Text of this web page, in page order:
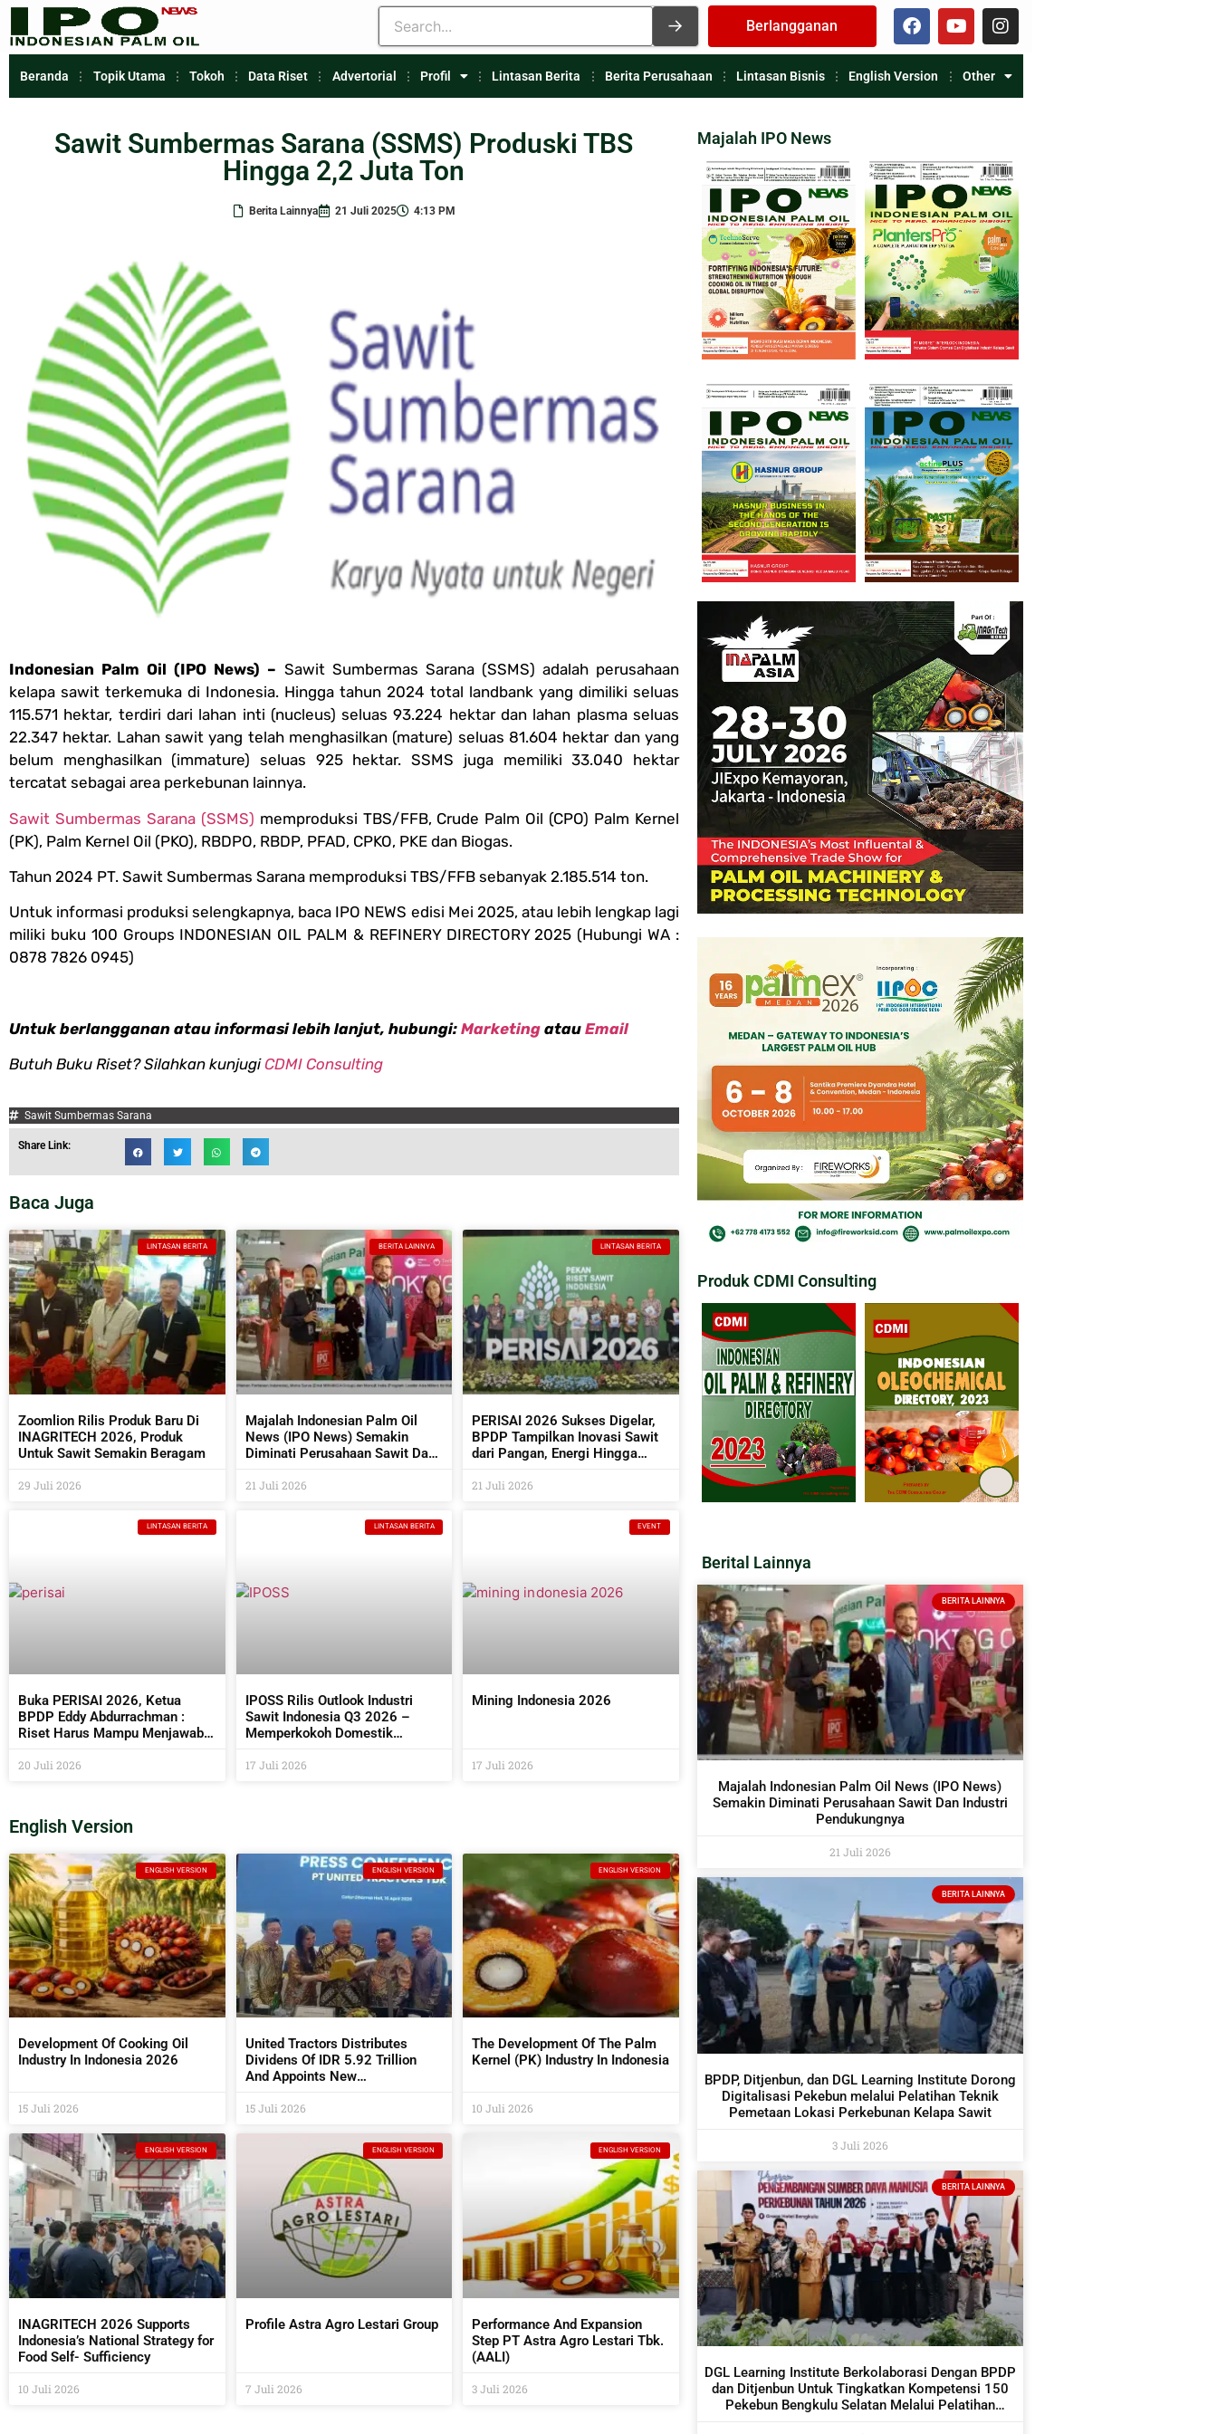
Berlangganan
Beranda Topik Utama Tokoh Data Riset Advertorial Profil Lintasan Berita Berita Perusahaan Lintasan Bisnis English Version Other
Sawit Sumbermas Sarana (SSMS) Produski TBS
Hingga 2,2 Juta Ton
Berita Lainnya 21 Juli 2025 4:13 PM
Indonesian Palm Oil (IPO News) – Sawit Sumbermas Sarana (SSMS) adalah perusahaan
kelapa sawit terkemuka di Indonesia. Hingga tahun 2024 total landbank yang dimiliki seluas
115.571 hektar, terdiri dari lahan inti (nucleus) seluas 93.224 hektar dan lahan plasma seluas
22.347 hektar. Lahan sawit yang telah menghasilkan (mature) seluas 81.604 hektar dan yang
belum menghasilkan (immature) seluas 925 hektar. SSMS juga memiliki 33.040 hektar
tercatat sebagai area perkebunan lainnya.
Sawit Sumbermas Sarana (SSMS) memproduksi TBS/FFB, Crude Palm Oil (CPO) Palm Kernel
(PK), Palm Kernel Oil (PKO), RBDPO, RBDP, PFAD, CPKO, PKE dan Biogas.
Tahun 2024 PT. Sawit Sumbermas Sarana memproduksi TBS/FFB sebanyak 2.185.514 ton.
Untuk informasi produksi selengkapnya, baca IPO NEWS edisi Mei 2025, atau lebih lengkap lagi
miliki buku 100 Groups INDONESIAN OIL PALM & REFINERY DIRECTORY 2025 (Hubungi WA :
0878 7826 0945)
Untuk berlangganan atau informasi lebih lanjut, hubungi: Marketing atau Email
Butuh Buku Riset? Silahkan kunjugiCDMI Consulting
Sawit Sumbermas Sarana
Share Link:
Baca Juga
LINTASAN BERITA
Zoomlion Rilis Produk Baru Di
INAGRITECH 2026, Produk
Untuk Sawit Semakin Beragam
29 Juli 2026
BERITA LAINNYA
Majalah Indonesian Palm Oil
News (IPO News) Semakin
Diminati Perusahaan Sawit Dan
21 Juli 2026
LINTASAN BERITA
PERISAI 2026 Sukses Digelar,
BPDP Tampilkan Inovasi Sawit
dari Pangan, Energi Hingga
21 Juli 2026
LINTASAN BERITA
Buka PERISAI 2026, Ketua
BPDP Eddy Abdurrachman :
Riset Harus Mampu Menjawab
Bermanfaat Bagi Masyarakat
20 Juli 2026
LINTASAN BERITA
IPOSS Rilis Outlook Industri
Sawit Indonesia Q3 2026 –
Memperkokoh Domestik
Global
17 Juli 2026
EVENT
Mining Indonesia 2026
17 Juli 2026
English Version
ENGLISH VERSION
Development Of Cooking Oil
Industry In Indonesia 2026
15 Juli 2026
ENGLISH VERSION
United Tractors Distributes
Dividens Of IDR 5.92 Trillion
And Appoints New
At The 2026 AGM
15 Juli 2026
ENGLISH VERSION
The Development Of The Palm
Kernel (PK) Industry In Indonesia
10 Juli 2026
ENGLISH VERSION
INAGRITECH 2026 Supports
Indonesia’s National Strategy for
Food Self- Sufficiency
10 Juli 2026
ENGLISH VERSION
Profile Astra Agro Lestari Group
7 Juli 2026
ENGLISH VERSION
Performance And Expansion
Step PT Astra Agro Lestari Tbk.
(AALI)
3 Juli 2026
Majalah IPO News
Produk CDMI Consulting
Berital Lainnya
BERITA LAINNYA
Majalah Indonesian Palm Oil News (IPO News)
Semakin Diminati Perusahaan Sawit Dan Industri
Pendukungnya
21 Juli 2026
BERITA LAINNYA
BPDP, Ditjenbun, dan DGL Learning Institute Dorong
Digitalisasi Pekebun melalui Pelatihan Teknik
Pemetaan Lokasi Perkebunan Kelapa Sawit
3 Juli 2026
BERITA LAINNYA
DGL Learning Institute Berkolaborasi Dengan BPDP
dan Ditjenbun Untuk Tingkatkan Kompetensi 150
Pekebun Bengkulu Selatan Melalui Pelatihan